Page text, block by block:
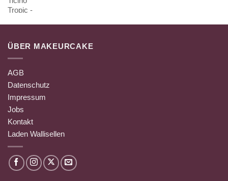
ÜBER MAKEURCAKE
AGB
Datenschutz
Impressum
Jobs
Kontakt
Laden Wallisellen